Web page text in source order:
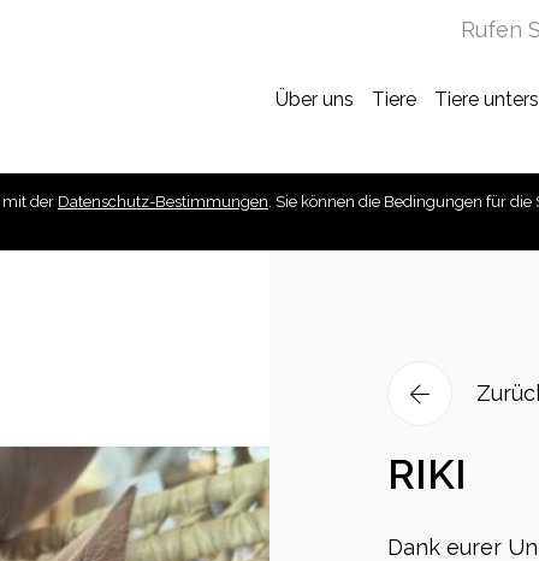
Rufen
Über uns Tiere Tiere
mit der Datenschutz-Bestimmungen. Sie können die Bedingungen für
RIKI
Dank eurer